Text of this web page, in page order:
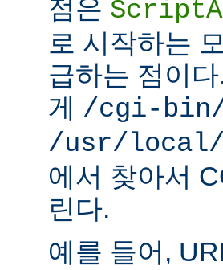
점은
로 시작하는
급하는 점이
게 /cgi-
/usr/local/
에서 찾아서
린다.
예를 들어,